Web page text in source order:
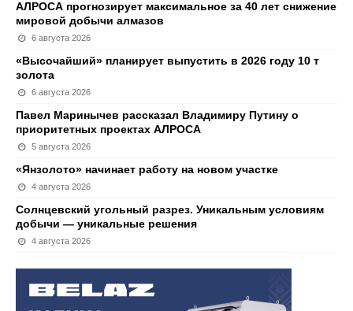
АЛРОСА прогнозирует максимальное за 40 лет снижение
мировой добычи алмазов
6 августа 2026
«Высочайший» планирует выпустить в 2026 году 10 т
золота
6 августа 2026
Павел Маринычев рассказал Владимиру Путину о
приоритетных проектах АЛРОСА
5 августа 2026
«Янзолото» начинает работу на новом участке
4 августа 2026
Солнцевский угольный разрез. Уникальным условиям
добычи — уникальные решения
4 августа 2026